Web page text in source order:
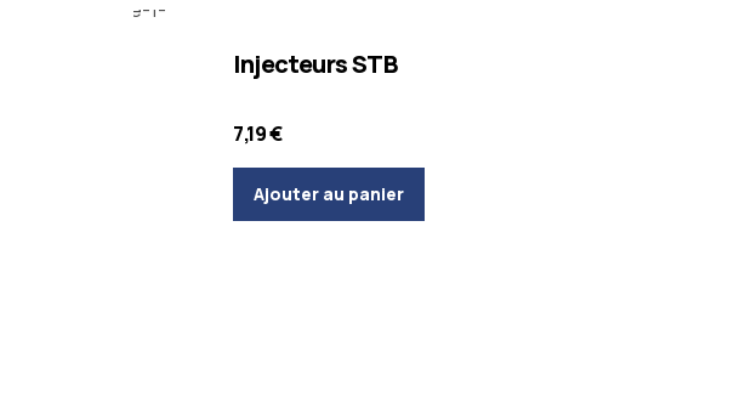
Injecteurs STB
7,19€
Ajouter au panier